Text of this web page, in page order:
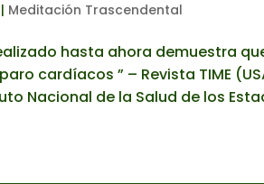
| Meditación Trascendental
hasta ahora demuestra
cardíacos ” – Revista TIME
Nacional de la Salud de los